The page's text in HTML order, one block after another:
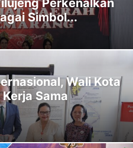
Perkenalkan
Simbol...
Wali Kota
Sama